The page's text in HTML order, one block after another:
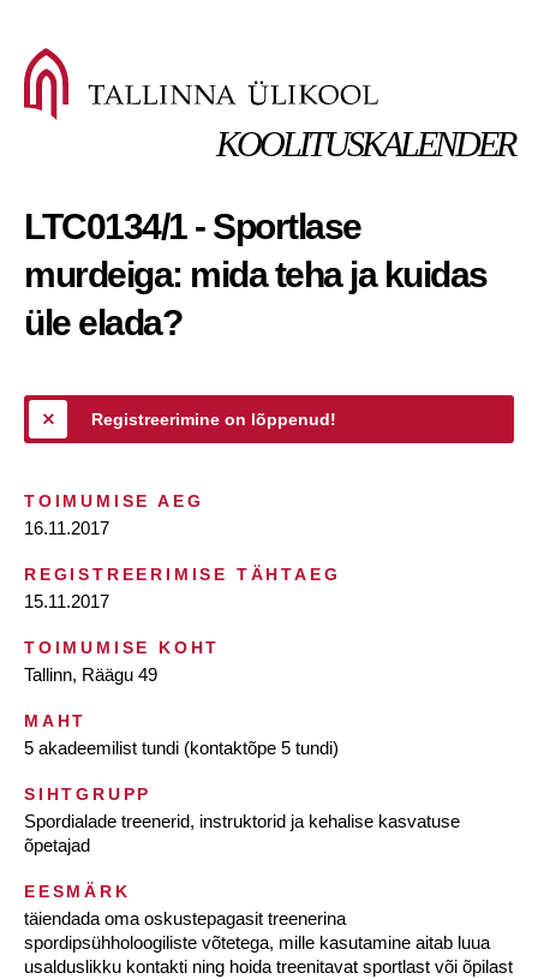
KOOLITUSKALENDER
LTC0134/1 - Sportlase
murdeiga: mida teha ja kuidas
üle elada?
Registreerimine on lõppenud!
TOIMUMISE AEG
16.11.2017
REGISTREERIMISE TÄHTAEG
15.11.2017
TOIMUMISE KOHT
Tallinn, Räägu 49
MAHT
5 akadeemilist tundi (kontaktõpe 5 tundi)
SIHTGRUPP
Spordialade treenerid, instruktorid ja kehalise kasvatuse
õpetajad
EESMÄRK
täiendada oma oskustepagasit treenerina
spordipsühholoogiliste võtetega, mille kasutamine aitab luua
usalduslikku kontakti ning hoida treenitavat sportlast või õpilast